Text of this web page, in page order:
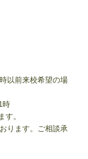
以前来校希望の場
時
。
ります。ご相談承